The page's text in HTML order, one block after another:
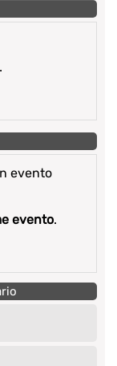
.
evento
evento.